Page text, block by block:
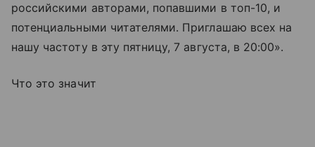
российскими авторами, попавшими в топ-10, и
потенциальными читателями. Приглашаю всех на
нашу частоту в эту пятницу, 7 августа, в 20:00».
Что это значит